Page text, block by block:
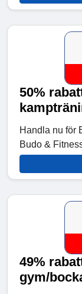
50%
Handla nu för
Budo &
49%
gym/